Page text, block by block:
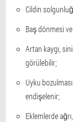
Cildin
Baş dönmesi
Artan kaygı,
görülebilir;
Uyku
endişelenir;
Eklemlerde